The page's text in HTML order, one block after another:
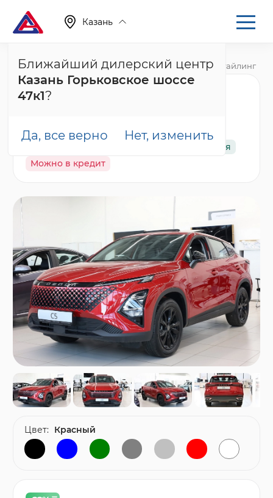
Казань
Ближайший дилерский центр
Казань Горьковское шоссе
47к1?
Да, все верно Нет, изменить
Главная Каталог Новые автомобили C5, I Рестайлинг
Omoda C5 Стиль
Гарантия
Можно в кредит
Цвет: Красный